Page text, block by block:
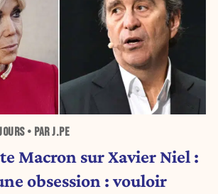
• PAR J.PE
Macron sur Xavier Niel :
obsession : vouloir